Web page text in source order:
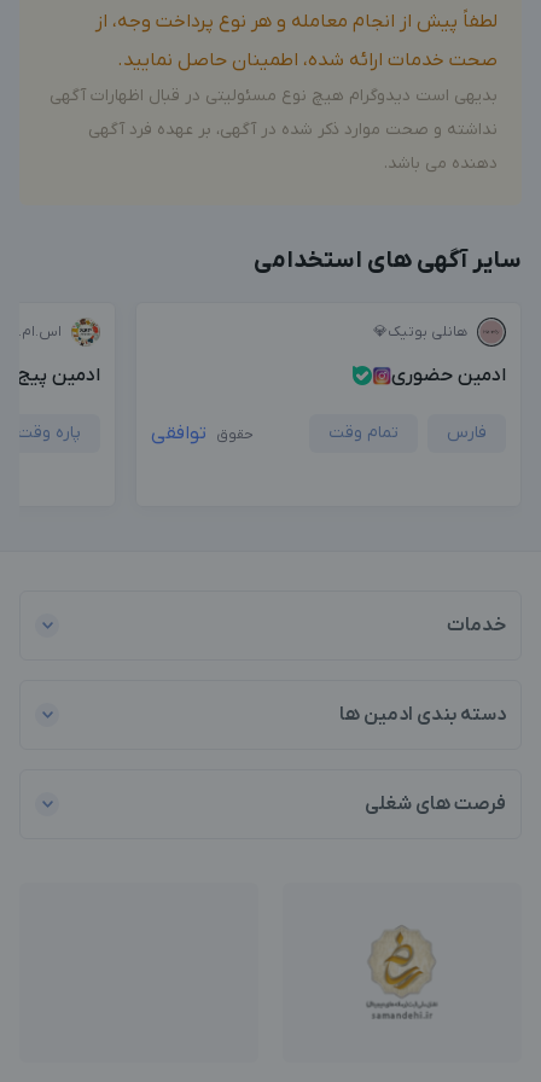
لطفاً پیش از انجام معامله و هر نوع پرداخت وجه، از
صحت خدمات ارائه شده، اطمینان حاصل نمایید.
بدیهی است دیدوگرام هیچ نوع مسئولیتی در قبال اظهارات آگهی
نداشته و صحت موارد ذکر شده در آگهی، بر عهده فرد آگهی
دهنده می باشد.
سایر آگهی های استخدامی
هانلی بوتیک💎
ادمین حضوری
فارس تمام وقت حقوق توافقی
ادمین پیج
پاره وقت
خدمات
دسته بندی ادمین ها
فرصت های شغلی